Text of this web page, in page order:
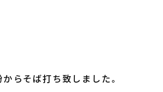
らそば打ち致しました。